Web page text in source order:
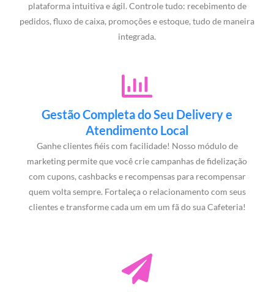
plataforma intuitiva e ágil. Controle tudo: recebimento de
pedidos, fluxo de caixa, promoções e estoque, tudo de maneira
integrada.
Gestão Completa do Seu Delivery e
Atendimento Local
Ganhe clientes fiéis com facilidade! Nosso módulo de
marketing permite que você crie campanhas de fidelização
com cupons, cashbacks e recompensas para recompensar
quem volta sempre. Fortaleça o relacionamento com seus
clientes e transforme cada um em um fã do sua Cafeteria!